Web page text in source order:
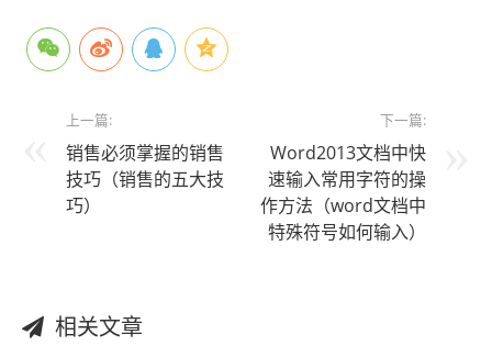
上一篇:
销售必须掌握的销售
技巧（销售的五大技
巧）
下一篇:
Word2013文档中快
速输入常用字符的操
作方法（word文档中
特殊符号如何输入）
相关文章